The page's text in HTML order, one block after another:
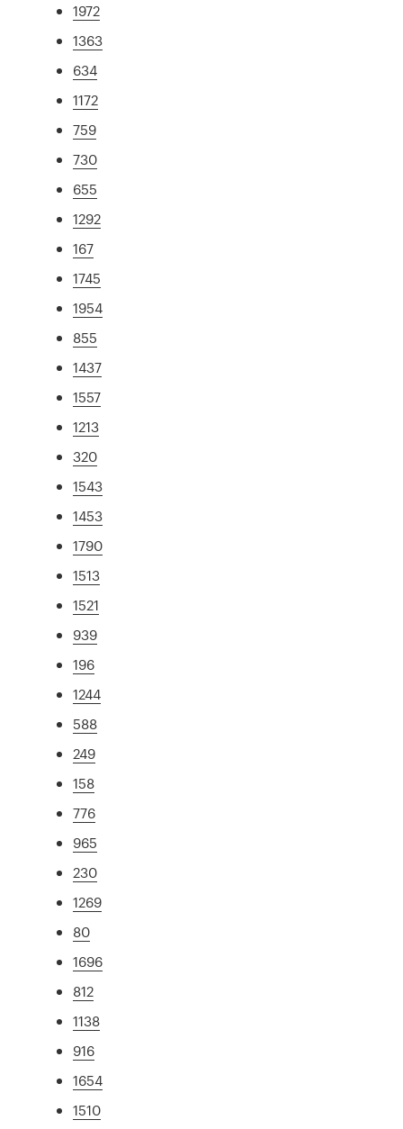
1972
1363
634
1172
759
730
655
1292
167
1745
1954
855
1437
1557
1213
320
1543
1453
1790
1513
1521
939
196
1244
588
249
158
776
965
230
1269
80
1696
812
1138
916
1654
1510